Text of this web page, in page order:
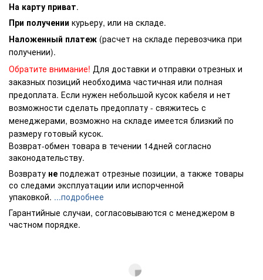
На карту приват.
При получении курьеру, или на складе.
Наложенный платеж (расчет на складе перевозчика при
получении).
Обратите внимание! Для доставки и отправки отрезных и
заказных позиций необходима частичная или полная
предоплата. Если нужен небольшой кусок кабеля и нет
возможности сделать предоплату - свяжитесь с
менеджерами, возможно на складе имеется близкий по
размеру готовый кусок.
Возврат-обмен товара в течении 14дней согласно
законодательству.
Возврату не подлежат отрезные позиции, а также товары
со следами эксплуатации или испорченной
упаковкой. ...подробнее
Гарантийные случаи, согласовываются с менеджером в
частном порядке.